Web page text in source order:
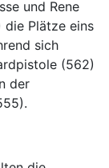
und Rene
Plätze eins
sich
(562)
der